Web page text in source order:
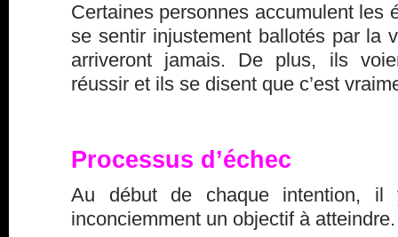
Certaines personnes accumulent les
se sentir injustement ballotés par la
arriveront jamais. De plus, ils
réussir et ils se disent que c’est
Processus d’échec
Au début de chaque intention, il
inconciemment un objectif à atteindre.